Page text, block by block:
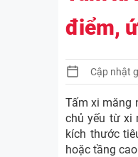
điểm,
Cập nhật
Tấm xi măng
chủ yếu từ xi
kích thước
hoặc tầng